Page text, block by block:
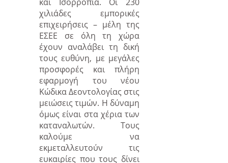
χιλιάδες εμπορικές
επιχειρήσεις – μέλη της
ΕΣΕΕ σε όλη τη χώρα
έχουν αναλάβει τη δική
τους ευθύνη, με μεγάλες
προσφορές και πλήρη
εφαρμογή του νέου
Κώδικα Δεοντολογίας στις
μειώσεις τιμών. Η δύναμη
όμως είναι στα χέρια των
καταναλωτών. Τους
καλούμε να
εκμεταλλευτούν τις
ευκαιρίες που τους δίνει